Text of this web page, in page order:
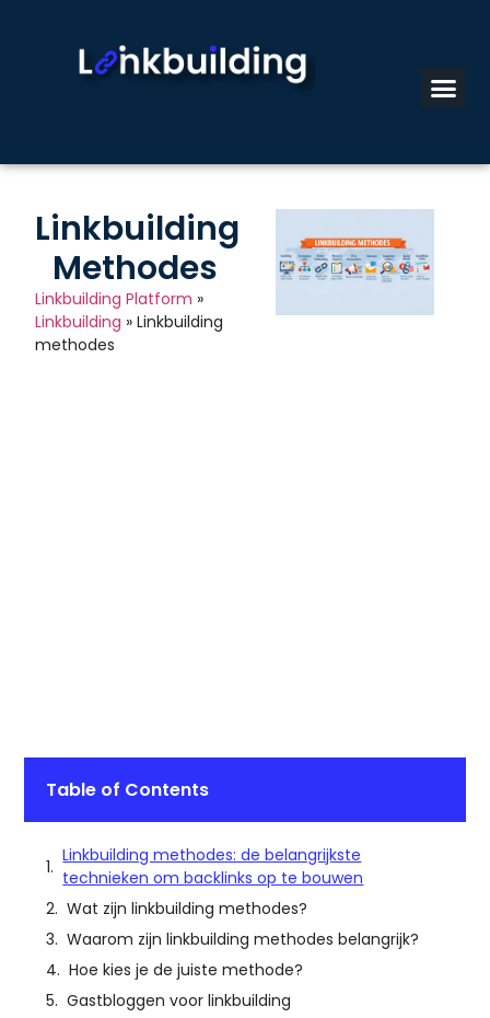
Linkbuilding
Methodes
Linkbuilding Platform »
Linkbuilding »Linkbuilding
methodes
Table of Contents
Linkbuilding methodes: de belangrijkste
technieken om backlinks op te bouwen
Wat zijn linkbuilding methodes?
Waarom zijn linkbuilding methodes belangrijk?
Hoe kies je de juiste methode?
Gastbloggen voor linkbuilding